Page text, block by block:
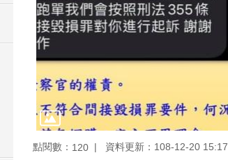
點閱數： 120 資料更新：108-12-20 15:17